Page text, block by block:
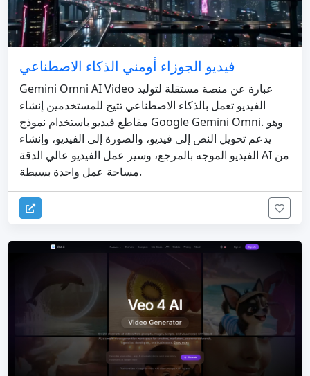
فيديو الجوزاء أومني الذكاء الاصطناعي
Gemini Omni AI Video عبارة عن منصة مستقلة لتوليد
الفيديو تعمل بالذكاء الاصطناعي تتيح للمستخدمين إنشاء
مقاطع فيديو باستخدام نموذج Google Gemini Omni. وهو
يدعم تحويل النص إلى فيديو، والصورة إلى الفيديو، وإنشاء
الفيديو الموجه بالمرجع، وسير عمل الفيديو عالي الدقة AI من
مساحة عمل واحدة بسيطة.